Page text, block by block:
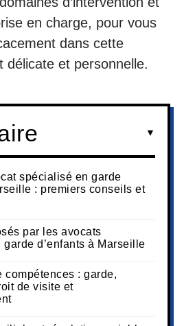
en charge, pour vous
dans cette
délicate et personnelle.
spécialisé en garde
: premiers conseils et
par les avocats
d’enfants à Marseille
compétences : garde,
de visite et